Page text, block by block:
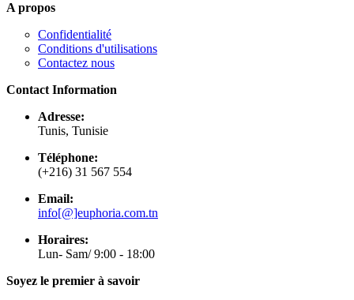
A propos
Confidentialité
Conditions d'utilisations
Contactez nous
Contact Information
Adresse:
Tunis, Tunisie
Téléphone:
(+216) 31 567 554
Email:
info[@]euphoria.com.tn
Horaires:
Lun- Sam/ 9:00 - 18:00
Soyez le premier à savoir